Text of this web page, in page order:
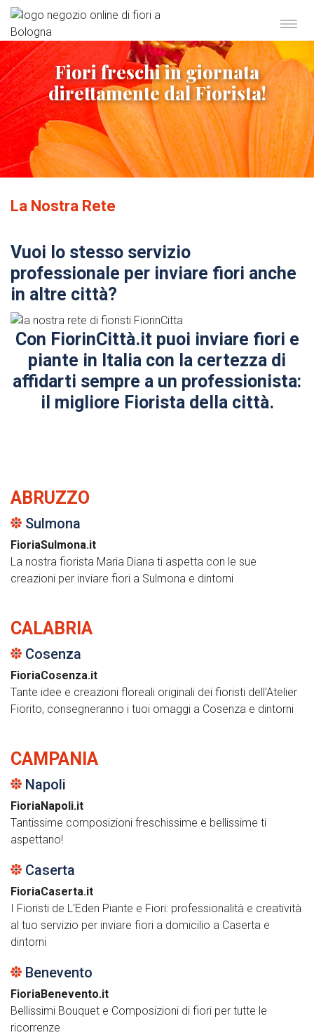
Fiori freschi in giornata
direttamente dal Fiorista!
La Nostra Rete
Vuoi lo stesso servizio
professionale per inviare fiori anche
in altre città?
Con FiorinCittà.it puoi inviare fiori e
piante in Italia con la certezza di
affidarti sempre a un professionista:
il migliore Fiorista della città.
ABRUZZO
Sulmona
FioriaSulmona.it
La nostra fiorista Maria Diana ti aspetta con le sue
creazioni per inviare fiori a Sulmona e dintorni
CALABRIA
Cosenza
FioriaCosenza.it
Tante idee e creazioni floreali originali dei fioristi dell'Atelier
Fiorito, consegneranno i tuoi omaggi a Cosenza e dintorni
CAMPANIA
Napoli
FioriaNapoli.it
Tantissime composizioni freschissime e bellissime ti
aspettano!
Caserta
FioriaCaserta.it
I Fioristi de L'Eden Piante e Fiori: professionalità e creatività
al tuo servizio per inviare fiori a domicilio a Caserta e
dintorni
Benevento
FioriaBenevento.it
Bellissimi Bouquet e Composizioni di fiori per tutte le
ricorrenze